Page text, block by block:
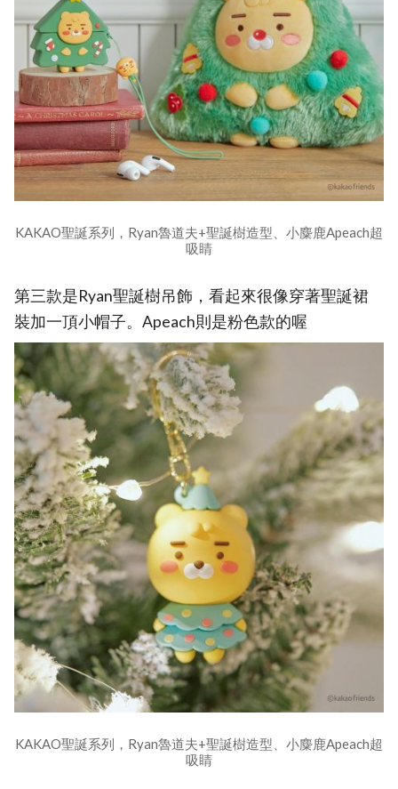
KAKAO聖誕系列，Ryan魯道夫+聖誕樹造型、小麋鹿Apeach超
吸睛
第三款是Ryan聖誕樹吊飾，看起來很像穿著聖誕裙
裝加一頂小帽子。Apeach則是粉色款的喔
KAKAO聖誕系列，Ryan魯道夫+聖誕樹造型、小麋鹿Apeach超
吸睛